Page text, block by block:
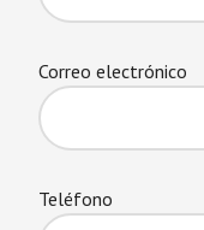
Correo electrónico
Teléfono